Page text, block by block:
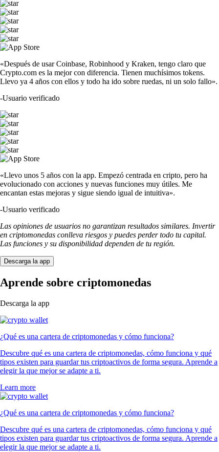
«Después de usar Coinbase, Robinhood y Kraken, tengo claro que
Crypto.com es la mejor con diferencia. Tienen muchísimos tokens.
Llevo ya 4 años con ellos y todo ha ido sobre ruedas, ni un solo fallo».
-Usuario verificado
«Llevo unos 5 años con la app. Empezó centrada en cripto, pero ha
evolucionado con acciones y nuevas funciones muy útiles. Me
encantan estas mejoras y sigue siendo igual de intuitiva».
-Usuario verificado
Las opiniones de usuarios no garantizan resultados similares. Invertir
en criptomonedas conlleva riesgos y puedes perder todo tu capital.
Las funciones y su disponibilidad dependen de tu región.
Descarga la app
Aprende sobre criptomonedas
Descarga la app
¿Qué es una cartera de criptomonedas y cómo funciona?
Descubre qué es una cartera de criptomonedas, cómo funciona y qué
tipos existen para guardar tus criptoactivos de forma segura. Aprende a
elegir la que mejor se adapte a ti.
Learn more
¿Qué es una cartera de criptomonedas y cómo funciona?
Descubre qué es una cartera de criptomonedas, cómo funciona y qué
tipos existen para guardar tus criptoactivos de forma segura. Aprende a
elegir la que mejor se adapte a ti.